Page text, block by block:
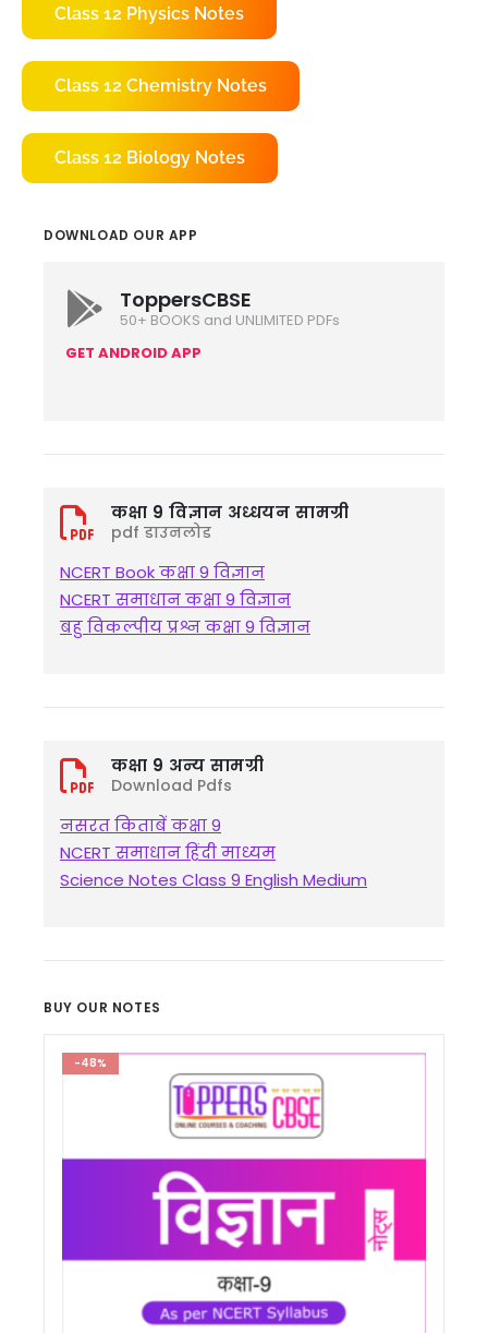
Class 12 Physics Notes
Class 12 Chemistry Notes
Class 12 Biology Notes
DOWNLOAD OUR APP
ToppersCBSE
50+ BOOKS and UNLIMITED PDFs
GET ANDROID APP
कक्षा 9 विज्ञान अध्धयन सामग्री
pdf डाउनलोड
NCERT Book कक्षा 9 विज्ञान
NCERT समाधान कक्षा 9 विज्ञान
बहु विकल्पीय प्रश्न कक्षा 9 विज्ञान
कक्षा 9 अन्य सामग्री
Download Pdfs
नसरत किताबें कक्षा 9
NCERT समाधान हिंदी माध्यम
Science Notes Class 9 English Medium
BUY OUR NOTES
-48%